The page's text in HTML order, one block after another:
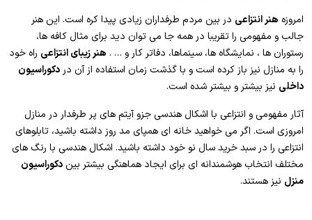
امروزه هنر انتزاعی در بین مردم طرفداران زیادی پیدا کره است. این هنر
جالب و مفهومی را تقریبا در همه جا می توان دید برای مثال کافه ها،
رستوران ها ، نمایشگاه ها، سینماها، دفاتر کار و … . هنر زیبای انتزاعی راه خود
را به منازل نیز باز کرده است و با گذشت زمان استفاده از آن در دکوراسیون
داخلی نیز بیشتر و بیشتر شده است.
آثار مفهومی و انتزاعی با اشکال هندسی جزو آیتم های پر طرفدار در منازل
امروزی است. اگر می خواهید خانه ای همپای مد روز داشته باشید، تابلوهای
انتزاعی را در سبد خرید سال نو خود داشته باشید. اشکال هندسی با رنگ های
مختلف انتخاب هوشمندانه ای برای ایجاد هماهنگی بیشتر بین دکوراسیون
منزل نیز هستند.